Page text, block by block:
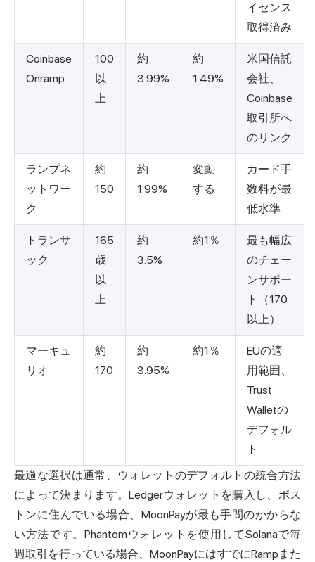
イセンス
取得済み
Coinbase
Onramp
100
以
上
約
3.99%
約
1.49%
米国信託
会社、
Coinbase
取引所へ
のリンク
ランプネ
ットワー
ク
約
150
約
1.99%
変動
する
カード手
数料が最
低水準
トランサ
ック
165
歳
以
上
約
3.5%
約1％
最も幅広
のチェー
ンサポー
ト（170
以上）
マーキュ
リオ
約
170
約
3.95%
約1％
EUの適
用範囲、
Trust
Walletの
デフォル
ト
最適な選択は通常、ウォレットのデフォルトの統合方法
によって決まります。Ledgerウォレットを購入し、ボス
トンに住んでいる場合、MoonPayが最も手間のかからな
い方法です。Phantomウォレットを使用してSolanaで毎
週取引を行っている場合、MoonPayにはすでにRampまた